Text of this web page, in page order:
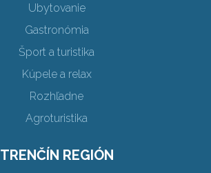
Ubytovanie
Gastronómia
Šport a turistika
Kúpele a relax
Rozhľadne
Agroturistika
TRENČÍN REGIÓN